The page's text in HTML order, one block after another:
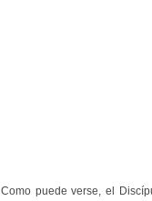
Como puede verse, el